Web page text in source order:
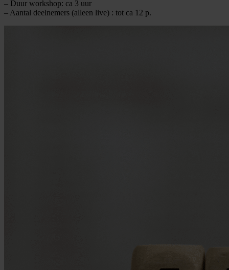
– Duur workshop: ca 3 uur
– Aantal deelnemers (alleen live) : tot ca 12 p.